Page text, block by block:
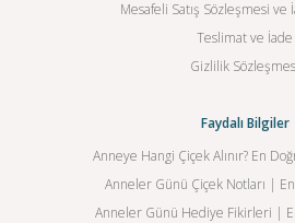
Mesafeli Satış Sözleşmesi ve
Teslimat ve İade
Gizlilik
Faydalı Bilgiler
Anneye Hangi Çiçek Alınır? En
Anneler Günü Çiçek Notları |
Anneler Günü Hediye Fikirleri |